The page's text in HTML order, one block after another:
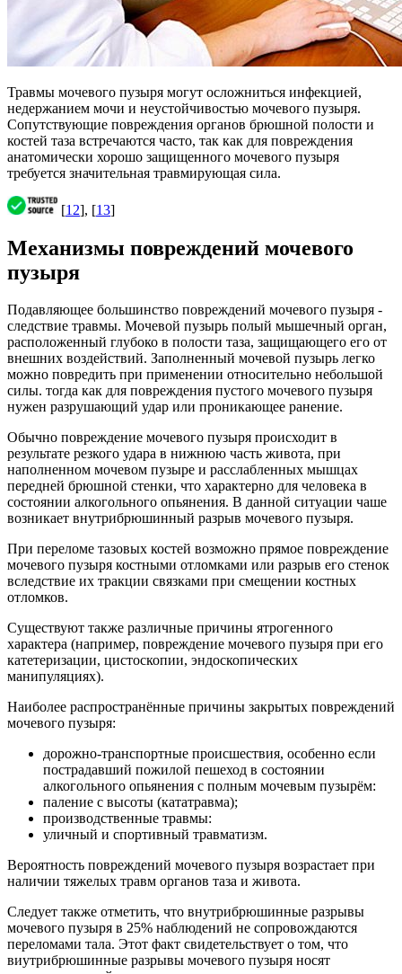
Травмы мочевого пузыря могут осложниться инфекцией,
недержанием мочи и неустойчивостью мочевого пузыря.
Сопутствующие повреждения органов брюшной полости и
костей таза встречаются часто, так как для повреждения
анатомически хорошо защищенного мочевого пузыря
требуется значительная травмирующая сила.
[12], [13]
Механизмы повреждений мочевого
пузыря
Подавляющее большинство повреждений мочевого пузыря -
следствие травмы. Мочевой пузырь полый мышечный орган,
расположенный глубоко в полости таза, защищающего его от
внешних воздействий. Заполненный мочевой пузырь легко
можно повредить при применении относительно небольшой
силы. тогда как для повреждения пустого мочевого пузыря
нужен разрушающий удар или проникающее ранение.
Обычно повреждение мочевого пузыря происходит в
результате резкого удара в нижнюю часть живота, при
наполненном мочевом пузыре и расслабленных мышцах
передней брюшной стенки, что характерно для человека в
состоянии алкогольного опьянения. В данной ситуации чаше
возникает внутрибрюшинный разрыв мочевого пузыря.
При переломе тазовых костей возможно прямое повреждение
мочевого пузыря костными отломками или разрыв его стенок
вследствие их тракции связками при смещении костных
отломков.
Существуют также различные причины ятрогенного
характера (например, повреждение мочевого пузыря при его
катетеризации, цистоскопии, эндоскопических
манипуляциях).
Наиболее распространённые причины закрытых повреждений
мочевого пузыря:
дорожно-транспортные происшествия, особенно если
пострадавший пожилой пешеход в состоянии
алкогольного опьянения с полным мочевым пузырём:
паление с высоты (кататравма);
производственные травмы:
уличный и спортивный травматизм.
Вероятность повреждений мочевого пузыря возрастает при
наличии тяжелых травм органов таза и живота.
Следует также отметить, что внутрибрюшинные разрывы
мочевого пузыря в 25% наблюдений не сопровождаются
переломами тала. Этот факт свидетельствует о том, что
виутрибрюшинные разрывы мочевого пузыря носят